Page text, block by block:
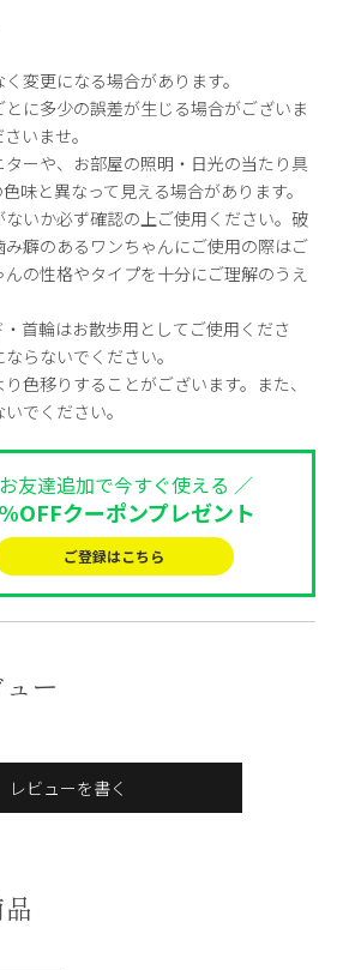
変更になる場合があります。
に多少の誤差が生じる場合がございま
いませ。
ーや、お部屋の照明・日光の当たり具
味と異なって見える場合があります。
いか必ず確認の上ご使用ください。破
癖のあるワンちゃんにご使用の際はご
の性格やタイプを十分にご理解のうえ
首輪はお散歩用としてご使用くださ
らないでください。
色移りすることがございます。また、
でください。
友達追加で今すぐ使える ／
クーポンプレゼント
ご登録はこちら
ー
レビューを書く